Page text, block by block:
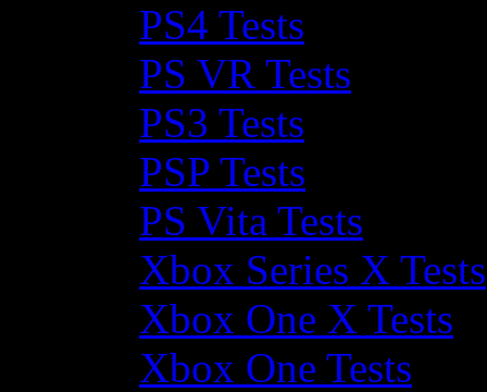
PS4 Tests
PS VR Tests
PS3 Tests
PSP Tests
PS Vita Tests
Xbox Series X Tests
Xbox One X Tests
Xbox One Tests